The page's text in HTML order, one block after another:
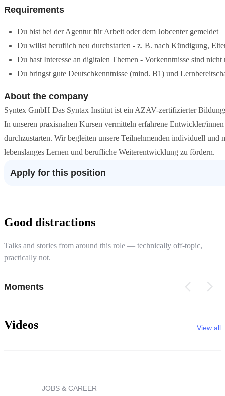
Requirements
Du bist bei der Agentur für Arbeit oder dem Jobcenter gemeldet
Du willst beruflich neu durchstarten - z. B. nach Kündigung,
Du hast Interesse an digitalen Themen - Vorkenntnisse sind nicht
Du bringst gute Deutschkenntnisse (mind. B1) und
About the company
Syntex GmbH Das Syntax Institut ist ein AZAV-zertifizierter
In unseren praxisnahen Kursen vermitteln erfahrene Entwickler/
durchzustarten. Wir begleiten unsere Teilnehmenden individuell
lebenslanges Lernen und berufliche Weiterentwicklung zu fördern.
Apply for this position
Good distractions
Talks and stories from around this role — technically off-topic,
practically not.
Moments
Videos View all
JOBS & CAREER